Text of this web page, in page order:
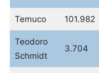
Temuco 101.982
Teodoro
Schmidt
3.704